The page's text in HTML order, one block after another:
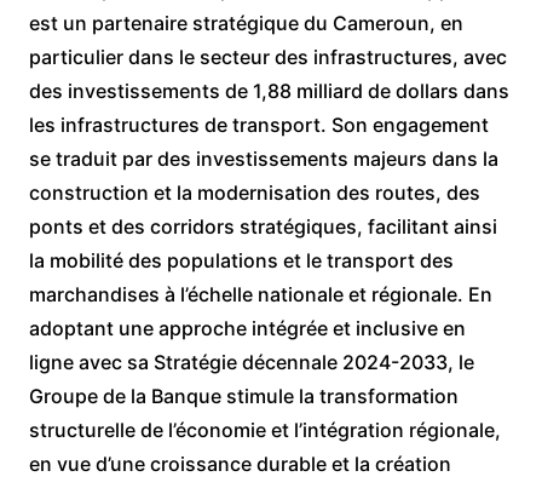
est un partenaire stratégique du Cameroun, en
particulier dans le secteur des infrastructures, avec
des investissements de 1,88 milliard de dollars dans
les infrastructures de transport. Son engagement
se traduit par des investissements majeurs dans la
construction et la modernisation des routes, des
ponts et des corridors stratégiques, facilitant ainsi
la mobilité des populations et le transport des
marchandises à l’échelle nationale et régionale. En
adoptant une approche intégrée et inclusive en
ligne avec sa Stratégie décennale 2024-2033, le
Groupe de la Banque stimule la transformation
structurelle de l’économie et l’intégration régionale,
en vue d’une croissance durable et la création